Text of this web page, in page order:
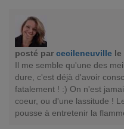
posté par cecileneuville le
Il me semble qu'une des
dure, c'est déjà d'avoir
fatalement ! :) On n'est
coeur, ou d'une lassitude !
pousse à entretenir la